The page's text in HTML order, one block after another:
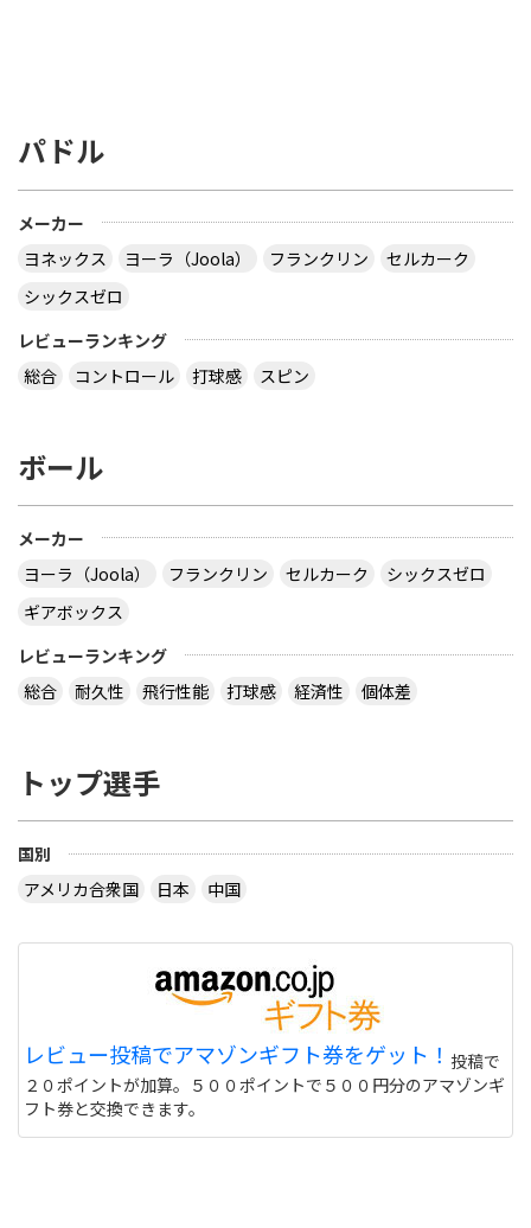
パドル
メーカー
ヨネックス
ヨーラ（Joola） フランクリン
セルカーク
シックスゼロ
レビューランキング
総合
コントロール 打球感 スピン
ボール
メーカー
ヨーラ（Joola）
フランクリン セルカーク
シックスゼロ
ギアボックス
レビューランキング
総合
耐久性 飛行性能 打球感 経済性 個体差
トップ選手
国別
アメリカ合衆国
日本 中国
レビュー投稿でアマゾンギフト券をゲット！ 投稿で
２０ポイントが加算。５００ポイントで５００円分のアマゾンギ
フト券と交換できます。